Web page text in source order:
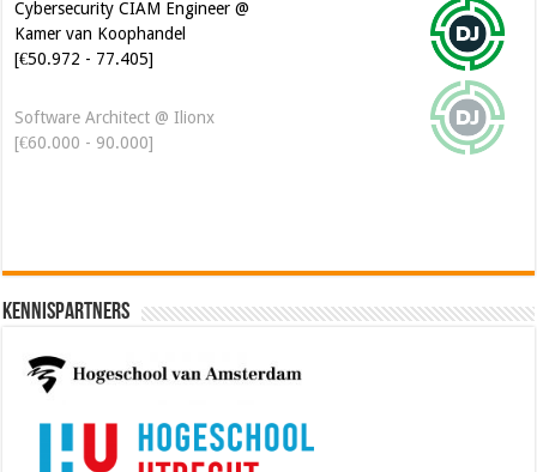
Cybersecurity CIAM Engineer @
Kamer van Koophandel
[€50.972 - 77.405]
Software Architect @ Ilionx
[€60.000 - 90.000]
Kennispartners